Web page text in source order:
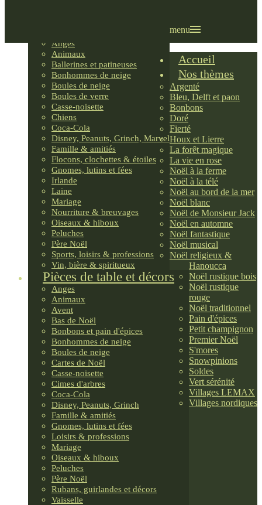
Anges
Animaux
Ballerines et patineuses
Bonhommes de neige
Boules de neige
Boules de verre
Casse-noisette
Chiens
Coca-Cola
Disney, Peanuts, Grinch, Marvel
Famille & amitiés
Flocons, clochettes & étoiles
Gnomes, lutins et fées
Irlande
Laine
Mariage
Nourriture & breuvages
Oiseaux & hiboux
Peluches
Père Noël
Sports, loisirs & professions
Vin, bière & spiritueux
Pièces de table et décors
Anges
Animaux
Avent
Bas de Noël
Bonbons et pain d'épices
Bonhommes de neige
Boules de neige
Cartes de Noël
Casse-noisette
Cimes d'arbres
Coca-Cola
Disney, Peanuts, Grinch
Famille & amitiés
Gnomes, lutins et fées
Loisirs & professions
Mariage
Oiseaux & hiboux
Peluches
Père Noël
Rubans, guirlandes et décors
Vaisselle
menu
Accueil
Nos thèmes
Argenté
Bleu, Delft et paon
Bonbons
Doré
Fierté
Houx et Lierre
La forêt magique
La vie en rose
Noël à la ferme
Noël à la télé
Noël au bord de la mer
Noël blanc
Noël de Monsieur Jack
Noël en automne
Noël fantastique
Noël musical
Noël religieux &
Hanoucca
Noël rustique bois
Noël rustique
rouge
Noël traditionnel
Pain d'épices
Petit champignon
Premier Noël
S'mores
Snowpinions
Soldes
Vert sérénité
Villages LEMAX
Villages nordiques